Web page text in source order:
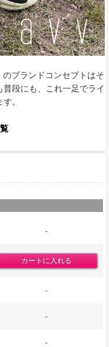
ブランドコンセプトはそ
段にも、これ一足でライ
。
-
-
-
-